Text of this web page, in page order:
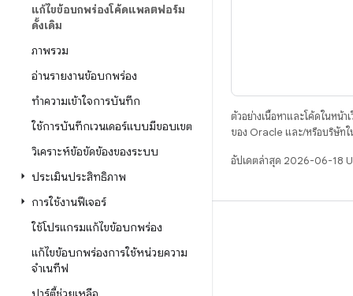
แก้ไขข้อบกพร่องโค้ดแพลตฟอร์ม
ดั้งเดิม
ภาพรวม
อ่านรายงานข้อบกพร่อง
ทําความเข้าใจการบันทึก
ใช้การบันทึกเวนเดอร์แบบมีขอบเขต
วิเคราะห์ข้อขัดข้องของระบบ
ประเมินประสิทธิภาพ
การใช้งานฟีเจอร์
ใช้โปรแกรมแก้ไขข้อบกพร่อง
แก้ไขข้อบกพร่องการใช้หน่วยความ
จําเนทีฟ
ตัวอย่างเนื้อหาและโค้ดในหน้
ของ Oracle และ/หรือบริษัทใ
อัปเดตล่าสุด 2026-06-18
บิวด์
ที่เก็บสำหรับ Android